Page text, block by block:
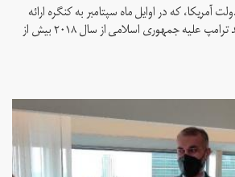
آمریکا، که در اوایل ماه سپتامبر به کنگره ارائه
شد، تحریم‌های دولت دونالد ترامپ علیه جمهوری اسلامی از سال ۲۰۱۸ بیش از